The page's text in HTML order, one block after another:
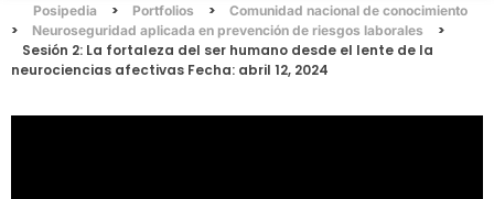
Posipedia > Portfolios > Comunidad nacional de conocimiento
> Neuroseguridad aplicada en prevención de riesgos laborales
>
Sesión 2: La fortaleza del ser humano desde el lente de la
neurociencias afectivas Fecha: abril 12, 2024